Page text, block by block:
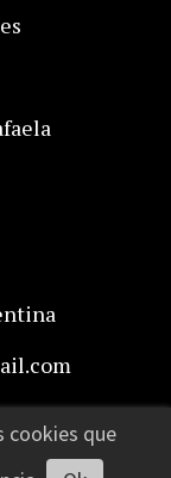
cookies que